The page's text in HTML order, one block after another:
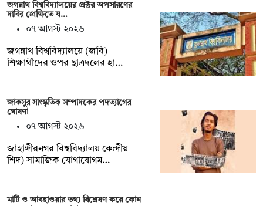
জগন্নাথ বিশ্ববিদ্যালয়ের প্রক্টর অপসারণের
দাবির প্রেক্ষিতে য…
০৭ আগস্ট ২০২৬
জগন্নাথ বিশ্ববিদ্যালয়ে (জবি)
শিক্ষার্থীদের ওপর ছাত্রদলের হা…
জাকসুর সাংস্কৃতিক সম্পাদকের পদত্যাগের
ঘোষণা
০৭ আগস্ট ২০২৬
‎জাহাঙ্গীরনগর বিশ্ববিদ্যালয় কেন্দ্রীয়
শিদ) সামাজিক যোগাযোগম…
মাটি ও আবহাওয়ার তথ্য বিশ্লেষণ করে কোন